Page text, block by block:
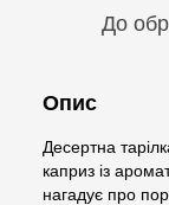
До
Опис
Десертна
каприз із
нагадує про